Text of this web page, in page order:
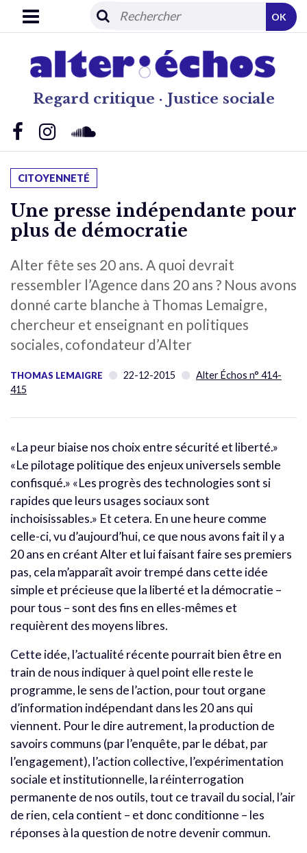
Regard critique · Justice sociale
OK
CITOYENNETÉ
Une presse indépendante pour
plus de démocratie
Alter fête ses 20 ans. A quoi devrait
ressembler l’Agence dans 20 ans ? Nous avons
donné carte blanche à Thomas Lemaigre,
chercheur et enseignant en politiques
sociales, cofondateur d’Alter
THOMAS LEMAIGRE 22-12-2015
Alter Échos n° 414-
415
«La peur biaise nos choix entre sécurité et liberté.»
«Le pilotage politique des enjeux universels semble
confisqué.» «Les progrès des technologies sont si
rapides que leurs usages sociaux sont
inchoisissables.» Et cetera. En une heure comme
celle-ci, vu d’aujourd’hui, ce que nous avons fait il y a
20 ans en créant Alter et lui faisant faire ses premiers
pas, cela m’apparaît avoir trempé dans cette idée
simple et précieuse que la liberté et la démocratie –
pour tous – sont des fins en elles-mêmes et
requièrent des moyens libres.
Cette idée, l’actualité récente pourrait bien être en
train de nous indiquer à quel point elle reste le
programme, le sens de l’action, pour tout organe
d’information indépendant dans les 20 ans qui
viennent. Pour le dire autrement, la production de
savoirs communs (par l’enquête, par le débat, par
l’engagement), l’action collective, l’expérimentation
sociale et institutionnelle, la réinterrogation
permanente de nos outils, tout ce travail du social, l’air
de rien, cela contient – et donc conditionne – les
réponses à la question de notre devenir commun.